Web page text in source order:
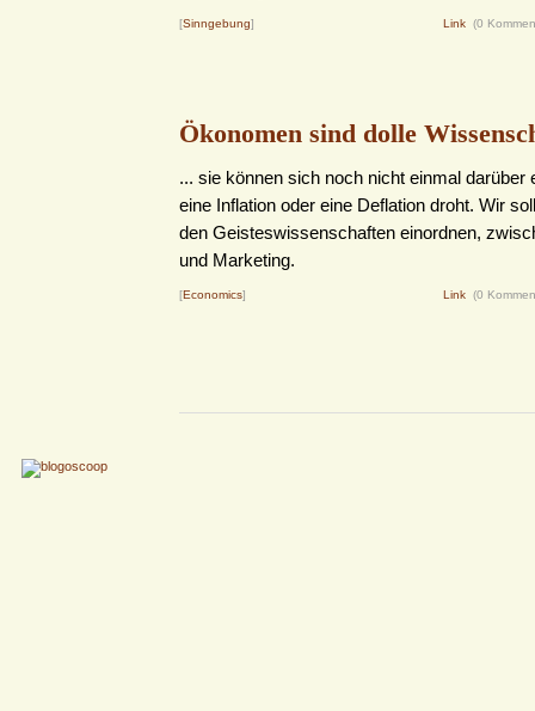
[Sinngebung] Link (0
Ökonomen sind dolle
... sie können sich noch nicht einmal darüber
eine Inflation oder eine Deflation droht. Wir
den Geisteswissenschaften einordnen,
und Marketing.
[Economics] Link (0